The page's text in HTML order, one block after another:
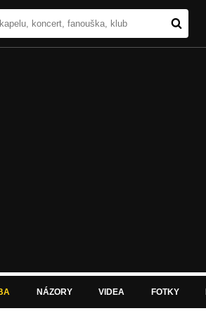
NÁZORY VIDEA FOTKY